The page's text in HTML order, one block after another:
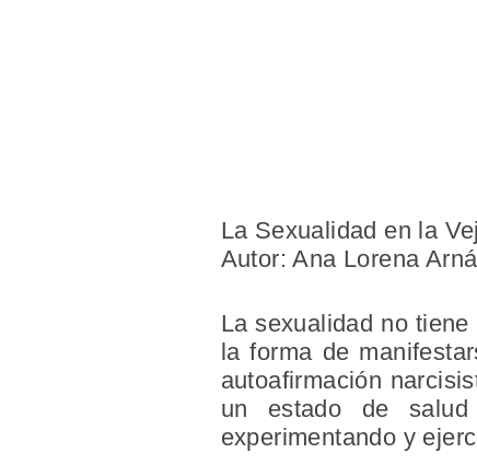
La Sexualidad en la
Autor: Ana Lorena
La sexualidad no
la forma de
autoafirmación
un estado de
experimentando y